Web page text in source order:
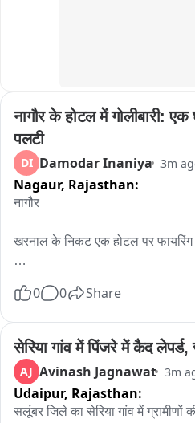
नागौर के होटल में गोलीबारी:
पलटी
DI Damodar Inaniya 3m
Nagaur, Rajasthan:
नागौर
खरनाल के निकट एक होटल पर फायरिंग
घायल को एंबुलेंस की मदद की किया
था
रास्ते में खींवसर के निकट घायल युवक
0 0 Share
सेरिया गांव में पिंजरे में कैद
AJ Avinash Jagnawat 3m
Udaipur, Rajasthan:
सलूंबर जिले का सेरिया गांव में ग्रामीणों